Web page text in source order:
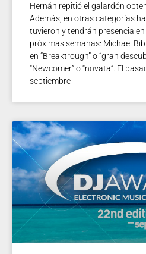
Hernán repitió el galardón
Además, en otras categorías
tuvieron y tendrán presencia
próximas semanas: Michael
en “Breaktrough” o “gran
“Newcomer” o “novata”. El
septiembre